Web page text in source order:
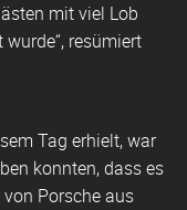
mit viel Lob
resümiert
Tag erhielt, war
konnten, dass es
Porsche aus